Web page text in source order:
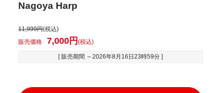
Nagoya Harp
11,999円(税込)
販売価格
7,000円(税込)
[ 販売期間 ～2026年8月16日23時59分 ]